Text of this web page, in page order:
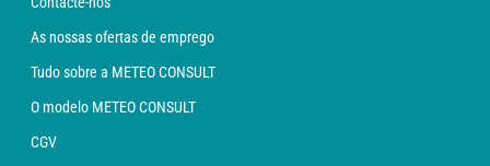
As nossas ofertas de emprego
Tudo sobre a METEO CONSULT
O modelo METEO CONSULT
CGV